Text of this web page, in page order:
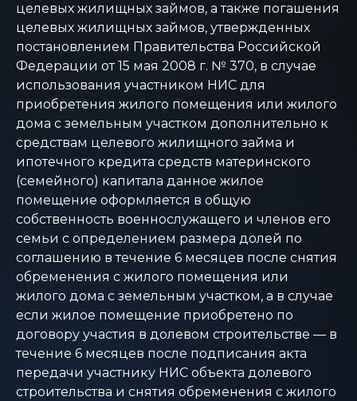
целевых жилищных займов, а также погашения
целевых жилищных займов, утвержденных
постановлением Правительства Российской
Федерации от 15 мая 2008 г. № 370, в случае
использования участником НИС для
приобретения жилого помещения или жилого
дома с земельным участком дополнительно к
средствам целевого жилищного займа и
ипотечного кредита средств материнского
(семейного) капитала данное жилое
помещение оформляется в общую
собственность военнослужащего и членов его
семьи с определением размера долей по
соглашению в течение 6 месяцев после снятия
обременения с жилого помещения или
жилого дома с земельным участком, а в случае
если жилое помещение приобретено по
договору участия в долевом строительстве — в
течение 6 месяцев после подписания акта
передачи участнику НИС объекта долевого
строительства и снятия обременения с жилого